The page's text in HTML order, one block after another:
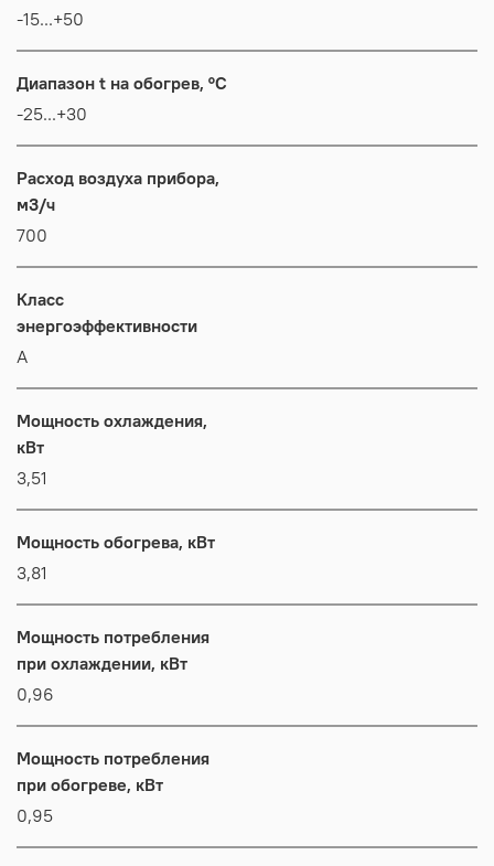
-15...+50
Диапазон t на обогрев, °C
-25...+30
Расход воздуха прибора,
м3/ч
700
Класс
энергоэффективности
А
Мощность охлаждения,
кВт
3,51
Мощность обогрева, кВт
3,81
Мощность потребления
при охлаждении, кВт
0,96
Мощность потребления
при обогреве, кВт
0,95